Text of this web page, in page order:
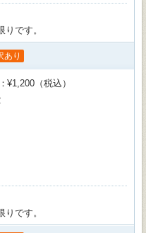
りです。
あり
¥1,200（税込）
りです。